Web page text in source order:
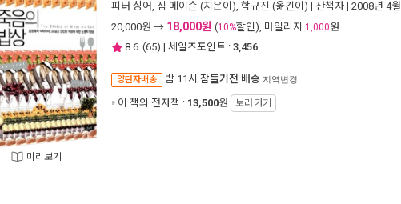
미리보기
피터 싱어, 짐 메이슨 (지은이), 함규진 (옮긴이) | 산책자 | 2008년 4월
20,000원 → 18,000원 (10%할인), 마일리지 1,000원
8.6 (65) | 세일즈포인트 : 3,456
양탄자배송 밤 11시 잠들기전 배송 지역변경
이 책의 전자책 : 13,500원 보러 가기